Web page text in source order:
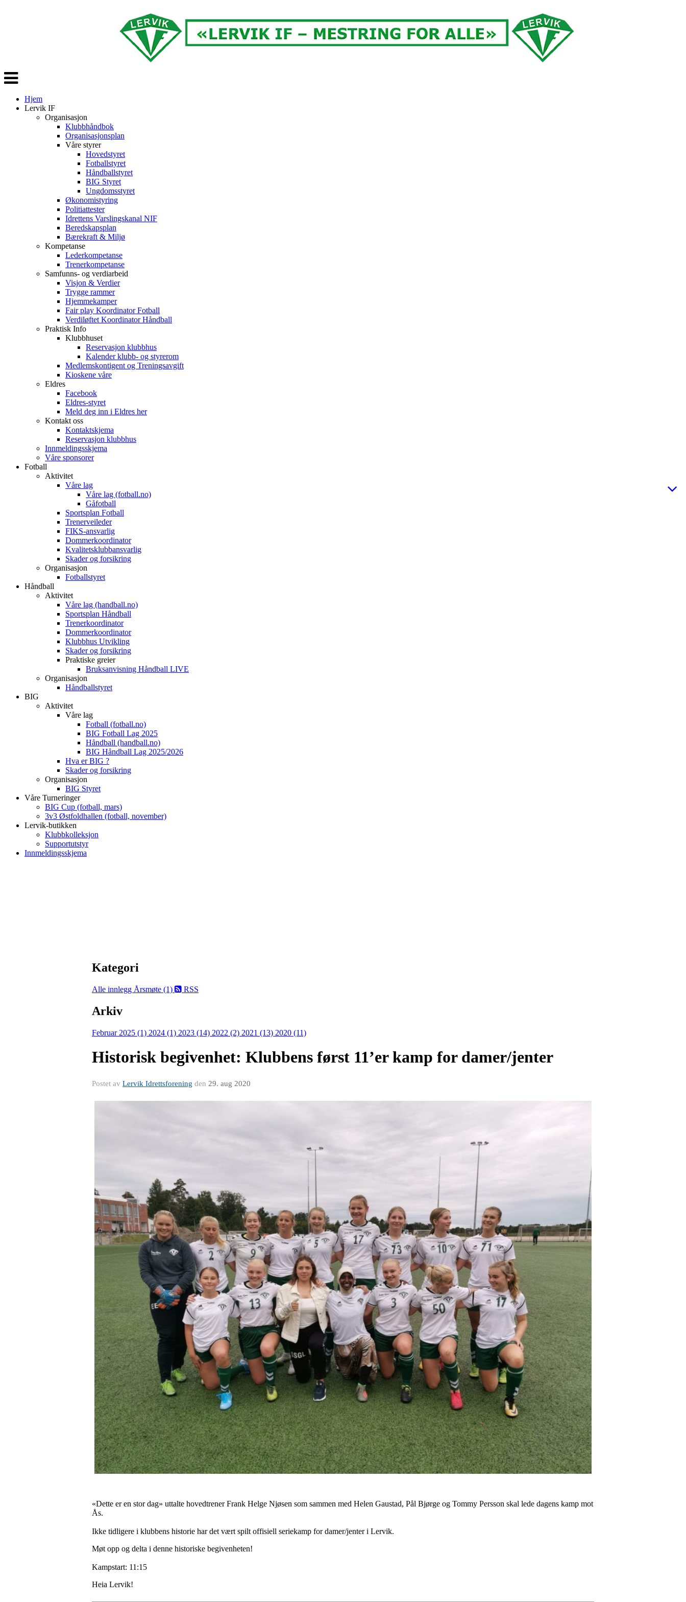
Veksle
navigasjon
Hjem
Lervik IF
Organisasjon
Klubbhåndbok
Organisasjonsplan
Våre styrer
Hovedstyret
Fotballstyret
Håndballstyret
BIG Styret
Ungdomsstyret
Økonomistyring
Politiattester
Idrettens Varslingskanal NIF
Beredskapsplan
Bærekraft & Miljø
Kompetanse
Lederkompetanse
Trenerkompetanse
Samfunns- og verdiarbeid
Visjon & Verdier
Trygge rammer
Hjemmekamper
Fair play Koordinator Fotball
Verdiløftet Koordinator Håndball
Praktisk Info
Klubbhuset
Reservasjon klubbhus
Kalender klubb- og styrerom
Medlemskontigent og Treningsavgift
Kioskene våre
Eldres
Facebook
Eldres-styret
Meld deg inn i Eldres her
Kontakt oss
Kontaktskjema
Reservasjon klubbhus
Innmeldingsskjema
Våre sponsorer
Fotball
Aktivitet
Våre lag
Våre lag (fotball.no)
Gåfotball
Sportsplan Fotball
Trenerveileder
FIKS-ansvarlig
Dommerkoordinator
Kvalitetsklubbansvarlig
Skader og forsikring
Organisasjon
Fotballstyret
Håndball
Aktivitet
Våre lag (handball.no)
Sportsplan Håndball
Trenerkoordinator
Dommerkoordinator
Klubbhus Utvikling
Skader og forsikring
Praktiske greier
Bruksanvisning Håndball LIVE
Organisasjon
Håndballstyret
BIG
Aktivitet
Våre lag
Fotball (fotball.no)
BIG Fotball Lag 2025
Håndball (handball.no)
BIG Håndball Lag 2025/2026
Hva er BIG ?
Skader og forsikring
Organisasjon
BIG Styret
Våre Turneringer
BIG Cup (fotball, mars)
3v3 Østfoldhallen (fotball, november)
Lervik-butikken
Klubbkolleksjon
Supportutstyr
Innmeldingsskjema
Kategori
Alle innlegg Årsmøte (1) RSS
Arkiv
Februar 2025 (1) 2024 (1) 2023 (14) 2022 (2) 2021 (13) 2020 (11)
Historisk begivenhet: Klubbens først 11’er kamp for damer/jenter
Postet av Lervik Idrettsforening den 29. aug 2020
«Dette er en stor dag» uttalte hovedtrener Frank Helge Njøsen som sammen med Helen Gaustad, Pål Bjørge og Tommy Persson skal lede dagens kamp mot
Ås.
Ikke tidligere i klubbens historie har det vært spilt offisiell seriekamp for damer/jenter i Lervik.
Møt opp og delta i denne historiske begivenheten!
Kampstart: 11:15
Heia Lervik!